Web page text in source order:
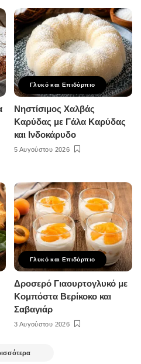
Γλυκό και Επιδόρπιο
Νηστίσιμος Χαλβάς
Καρύδας με Γάλα Καρύδας
και Ινδοκάρυδο
5 Αυγούστου 2026
Γλυκό και Επιδόρπιο
Δροσερό Γιαουρτογλυκό με
Κομπόστα Βερίκοκο και
Σαβαγιάρ
3 Αυγούστου 2026